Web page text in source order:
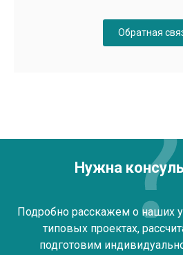
Обратная
Нужна
Подробно расскажем о наших
типовых проектах,
подготовим